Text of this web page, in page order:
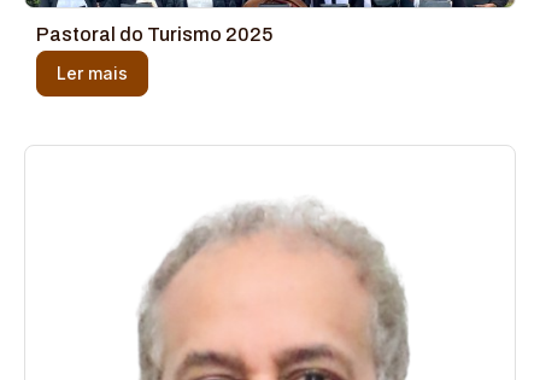
Pastoral do Turismo 2025
Ler mais